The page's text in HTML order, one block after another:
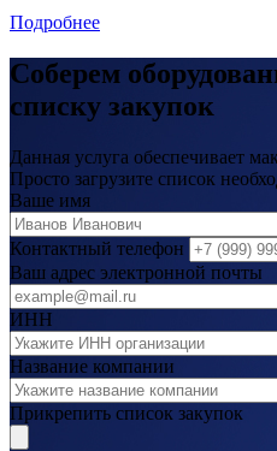
Подробнее
Соберем
списку закупок
Данная услуга обеспечивает
Просто загрузите список
Ваше имя
Контактный телефон
Ваш адрес электронной почты
ИНН
Название компании
Прикрепить список закупок